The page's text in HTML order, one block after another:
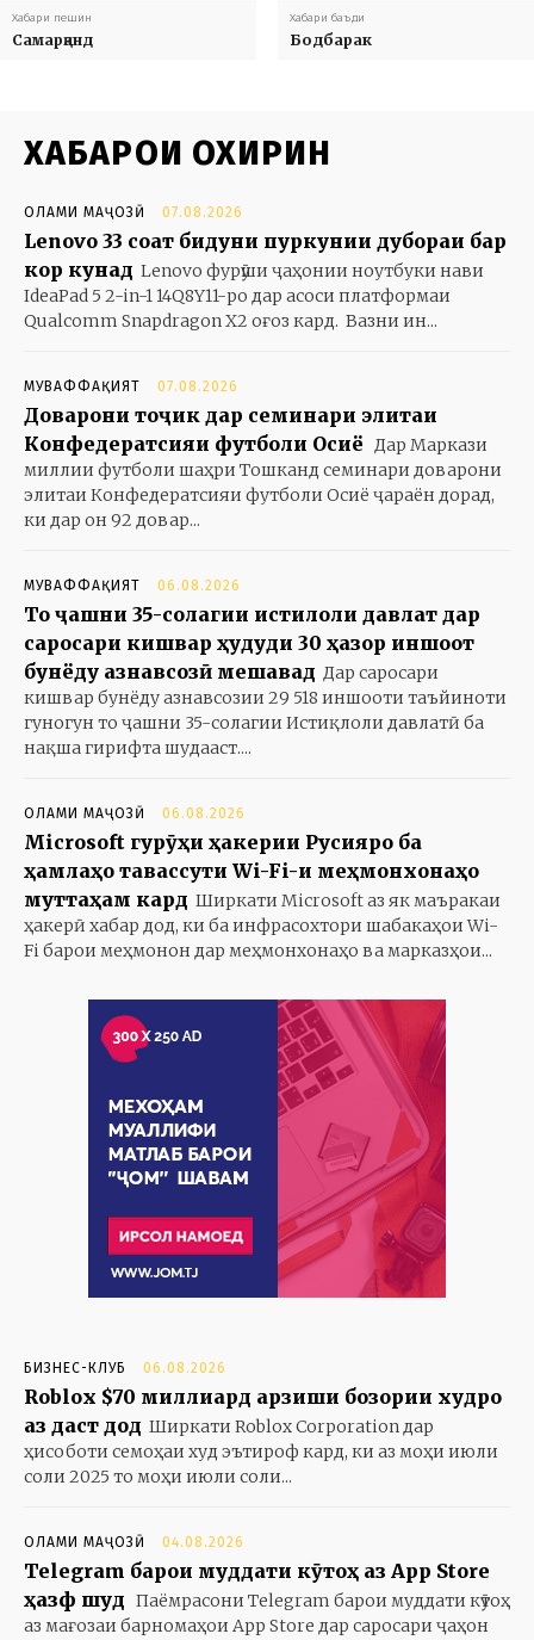
Хабари пешин
Самарқанд
Хабари баъди
Бодбарак
ХАБАРҲОИ ОХИРИН
ОЛАМИ МАҶОЗӢ 07.08.2026
Lenovo 33 соат бидуни пуркунии дубораи барқ
кор кунад Lenovo фурӯши ҷаҳонии ноутбуки нави
IdeaPad 5 2-in-1 14Q8Y11-ро дар асоси платформаи
Qualcomm Snapdragon X2 оғоз кард. Вазни ин...
МУВАФФАҚИЯТ 07.08.2026
Доварони тоҷик дар семинари элитаи
Конфедератсияи футболи Осиё Дар Маркази
миллии футболи шаҳри Тошканд семинари доварони
элитаи Конфедератсияи футболи Осиё ҷараён дорад,
ки дар он 92 довар...
МУВАФФАҚИЯТ 06.08.2026
То ҷашни 35-солагии истиқлоли давлат дар
саросари кишвар ҳудуди 30 ҳазор иншоот
бунёду азнавсозӣ мешавад Дар саросари
кишвар бунёду азнавсозии 29 518 иншооти таъйиноти
гуногун то ҷашни 35-солагии Истиқлоли давлатӣ ба
нақша гирифта шудааст....
ОЛАМИ МАҶОЗӢ 06.08.2026
Microsoft гурӯҳи ҳакерии Русияро ба
ҳамлаҳо тавассути Wi-Fi-и меҳмонхонаҳо
муттаҳам кард Ширкати Microsoft аз як маъракаи
ҳакерӣ хабар дод, ки ба инфрасохтори шабакаҳои Wi-
Fi барои меҳмонон дар меҳмонхонаҳо ва марказҳои...
БИЗНЕС-КЛУБ 06.08.2026
Roblox $70 миллиард арзиши бозории худро
аз даст дод Ширкати Roblox Corporation дар
ҳисоботи семоҳаи худ эътироф кард, ки аз моҳи июли
соли 2025 то моҳи июли соли...
ОЛАМИ МАҶОЗӢ 04.08.2026
Telegram барои муддати кӯтоҳ аз App Store
ҳазф шуд Паёмрасони Telegram барои муддати кӯтоҳ
аз мағозаи барномаҳои App Store дар саросари ҷаҳон